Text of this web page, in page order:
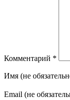
Комментарий *
Имя (не
Email (не